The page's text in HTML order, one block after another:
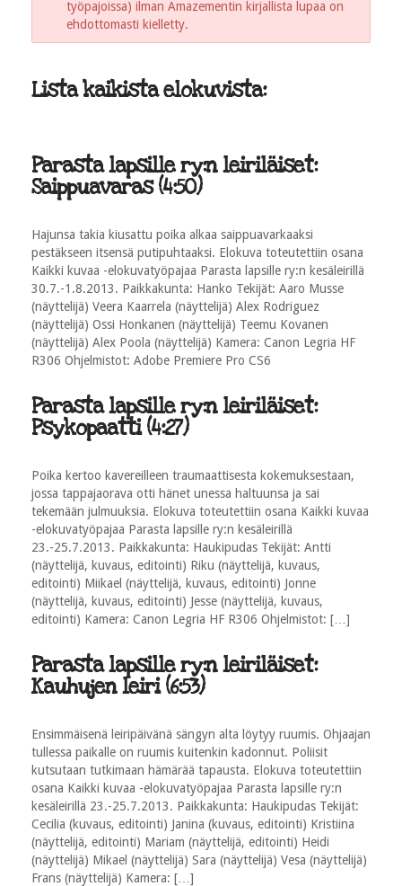
työpajoissa) ilman Amazementin kirjallista lupaa on
ehdottomasti kielletty.
Lista kaikista elokuvista:
Parasta lapsille ry:n leiriläiset:
Saippuavaras (4:50)
Hajunsa takia kiusattu poika alkaa saippuavarkaaksi
pestäkseen itsensä putipuhtaaksi. Elokuva toteutettiin osana
Kaikki kuvaa -elokuvatyöpajaa Parasta lapsille ry:n kesäleirillä
30.7.-1.8.2013. Paikkakunta: Hanko Tekijät: Aaro Musse
(näyttelijä) Veera Kaarrela (näyttelijä) Alex Rodriguez
(näyttelijä) Ossi Honkanen (näyttelijä) Teemu Kovanen
(näyttelijä) Alex Poola (näyttelijä) Kamera: Canon Legria HF
R306 Ohjelmistot: Adobe Premiere Pro CS6
Parasta lapsille ry:n leiriläiset:
Psykopaatti (4:27)
Poika kertoo kavereilleen traumaattisesta kokemuksestaan,
jossa tappajaorava otti hänet unessa haltuunsa ja sai
tekemään julmuuksia. Elokuva toteutettiin osana Kaikki kuvaa
-elokuvatyöpajaa Parasta lapsille ry:n kesäleirillä
23.-25.7.2013. Paikkakunta: Haukipudas Tekijät: Antti
(näyttelijä, kuvaus, editointi) Riku (näyttelijä, kuvaus,
editointi) Miikael (näyttelijä, kuvaus, editointi) Jonne
(näyttelijä, kuvaus, editointi) Jesse (näyttelijä, kuvaus,
editointi) Kamera: Canon Legria HF R306 Ohjelmistot: […]
Parasta lapsille ry:n leiriläiset:
Kauhujen leiri (6:53)
Ensimmäisenä leiripäivänä sängyn alta löytyy ruumis. Ohjaajan
tullessa paikalle on ruumis kuitenkin kadonnut. Poliisit
kutsutaan tutkimaan hämärää tapausta. Elokuva toteutettiin
osana Kaikki kuvaa -elokuvatyöpajaa Parasta lapsille ry:n
kesäleirillä 23.-25.7.2013. Paikkakunta: Haukipudas Tekijät:
Cecilia (kuvaus, editointi) Janina (kuvaus, editointi) Kristiina
(näyttelijä, editointi) Mariam (näyttelijä, editointi) Heidi
(näyttelijä) Mikael (näyttelijä) Sara (näyttelijä) Vesa (näyttelijä)
Frans (näyttelijä) Kamera: […]